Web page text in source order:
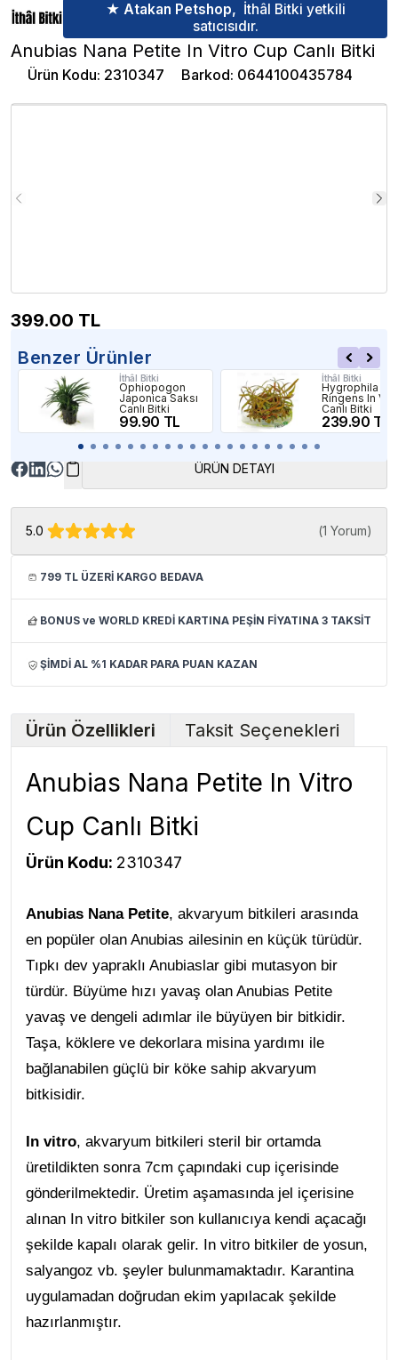
★ Atakan Petshop, İthâl Bitki yetkili
satıcısıdır.
Anubias Nana Petite In Vitro Cup Canlı Bitki
Ürün Kodu: 2310347 Barkod: 0644100435784
399.00 TL
Benzer Ürünler
İthâl Bitki
Ophiopogon
Japonica Saksı
Canlı Bitki
99.90 TL
İthâl Bitki
Hygrophila
Ringens In
Canlı Bitki
239.90 TL
ÜRÜN DETAYI
5.0 (1 Yorum)
799 TL ÜZERİ KARGO BEDAVA
BONUS ve WORLD KREDİ KARTINA PEŞİN FİYATINA 3 TAKSİT
ŞİMDİ AL %1 KADAR PARA PUAN KAZAN
Ürün Özellikleri Taksit Seçenekleri
Anubias Nana Petite In Vitro
Cup Canlı Bitki
Ürün Kodu: 2310347
Anubias Nana Petite, akvaryum bitkileri arasında
en popüler olan Anubias ailesinin en küçük türüdür.
Tıpkı dev yapraklı Anubiaslar gibi mutasyon bir
türdür. Büyüme hızı yavaş olan Anubias Petite
yavaş ve dengeli adımlar ile büyüyen bir bitkidir.
Taşa, köklere ve dekorlara misina yardımı ile
bağlanabilen güçlü bir köke sahip akvaryum
bitkisidir.
In vitro, akvaryum bitkileri steril bir ortamda
üretildikten sonra 7cm çapındaki cup içerisinde
gönderilmektedir. Üretim aşamasında jel içerisine
alınan In vitro bitkiler son kullanıcıya kendi açacağı
şekilde kapalı olarak gelir. In vitro bitkiler de yosun,
salyangoz vb. şeyler bulunmamaktadır. Karantina
uygulamadan doğrudan ekim yapılacak şekilde
hazırlanmıştır.